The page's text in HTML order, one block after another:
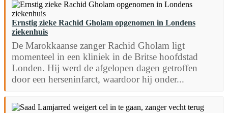
Ernstig zieke Rachid Gholam opgenomen in Londens
ziekenhuis
De Marokkaanse zanger Rachid Gholam ligt
momenteel in een kliniek in de Britse hoofdstad
Londen. Hij werd de afgelopen dagen getroffen
door een herseninfarct, waardoor hij onder...